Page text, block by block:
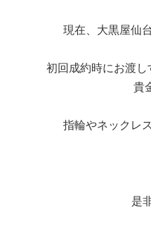
現在、大黒屋仙
初回成約時にお渡
貴
指輪やネックレ
是